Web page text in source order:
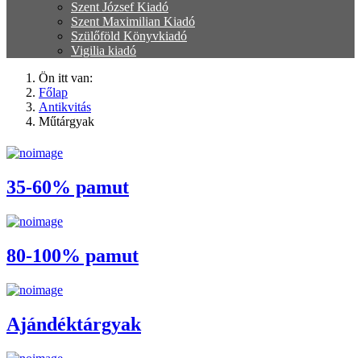
Szent József Kiadó
Szent Maximilian Kiadó
Szülőföld Könyvkiadó
Vigilia kiadó
Ön itt van:
Főlap
Antikvitás
Műtárgyak
35-60% pamut
80-100% pamut
Ajándéktárgyak